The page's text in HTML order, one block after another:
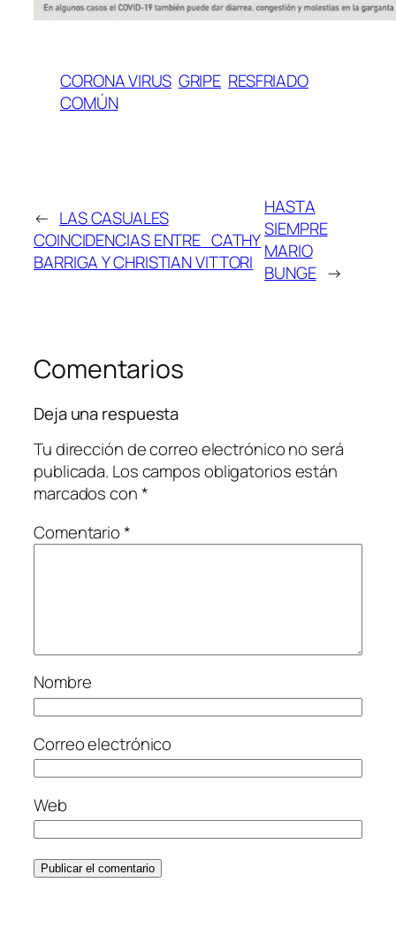
CORONA VIRUS GRIPE RESFRIADO
COMÚN
← LAS CASUALES
COINCIDENCIAS ENTRE CATHY
BARRIGA Y CHRISTIAN VITTORI
HASTA
SIEMPRE
MARIO
BUNGE →
Comentarios
Deja una respuesta
Tu dirección de correo electrónico no será
publicada. Los campos obligatorios están
marcados con*
Comentario*
Nombre
Correo electrónico
Web